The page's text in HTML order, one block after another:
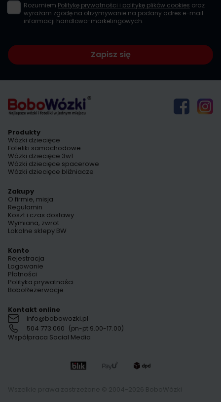
Rozumiem Politykę prywatności i politykę plików cookies oraz
wyrażam zgodę na otrzymywanie na podany adres e-mail
informacji handlowo-marketingowych.
Zapisz się
Produkty
Wózki dziecięce
Foteliki samochodowe
Wózki dziecięce 3w1
Wózki dziecięce spacerowe
Wózki dziecięce bliźniacze
Zakupy
O firmie, misja
Regulamin
Koszt i czas dostawy
Wymiana, zwrot
Lokalne sklepy BW
Konto
Rejestracja
Logowanie
Płatności
Polityka prywatności
BoboRezerwacje
Kontakt online
info@bobowozki.pl
504 773 060 (pn-pt 9.00-17.00)
Współpraca Social Media